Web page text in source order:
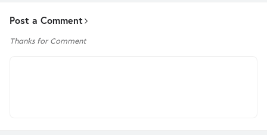
Post a Comment
Thanks for Comment